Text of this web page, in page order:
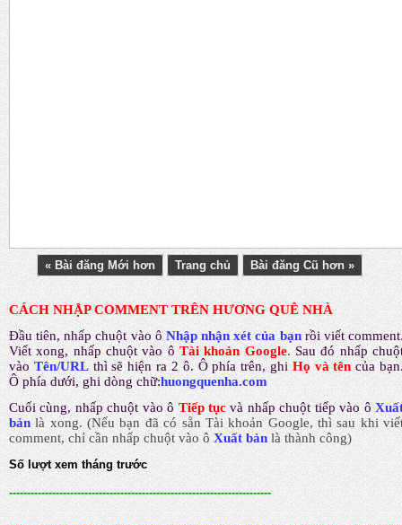
« Bài đăng Mới hơn Trang chủ Bài đăng Cũ hơn »
CÁCH NHẬP COMMENT TRÊN HƯƠNG QUÊ NHÀ
Đầu tiên, nhấp chuột vào ô Nhập nhận xét của bạn rồi viết comment
Viết xong, nhấp chuột vào ô Tài khoản Google. Sau đó nhấp
vào Tên/URL thì sẽ hiện ra 2 ô. Ô phía trên, ghi Họ và tên của
Ô phía dưới, ghi dòng chữ:huongquenha.com
Cuối cùng, nhấp chuột vào ô Tiếp tục và nhấp chuột tiếp vào ô
bản là xong.(Nếu bạn đã có sẵn Tài khoản Google, thì sau khi
comment, chỉ cần nhấp chuột vào ô Xuất bản là thành công)
Số lượt xem tháng trước
-------------------------------------------------------------------------